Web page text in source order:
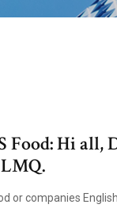
Food: Hi all,
or companies